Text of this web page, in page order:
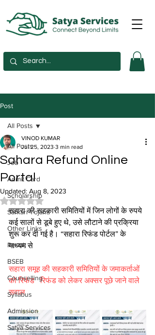
Post
All Posts
Job
Admit Card
Scholarship
Sarkari Yojana
Other Links
Result
BSEB
Counselling
Syllabus
Admission
Satya Services
All Posts
Sahara Refund Online
Portal
VINOD KUMAR
Jul 25, 2023 3 min read
Updated: Aug 8, 2023
Rated NaN out of 5 stars.
सहारा की सहकारी समितियों में जिन लोगों के रुपये
कई सालों से डूबे हुए थे, उसे लौटाने की प्रक्रिया
शुरू कर दी गई है। “सहारा रिफंड पोर्टल” के
माध्यम से
सहारा समूह की सहकारी समितियों के जमाकर्ताओं
को रिफंड   रिफंड को लेकर अक्सर पूछे जाने वाले
सवाल